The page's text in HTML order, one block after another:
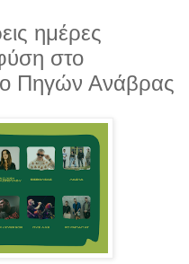
ημέρες
στο
Πηγών Ανάβρας